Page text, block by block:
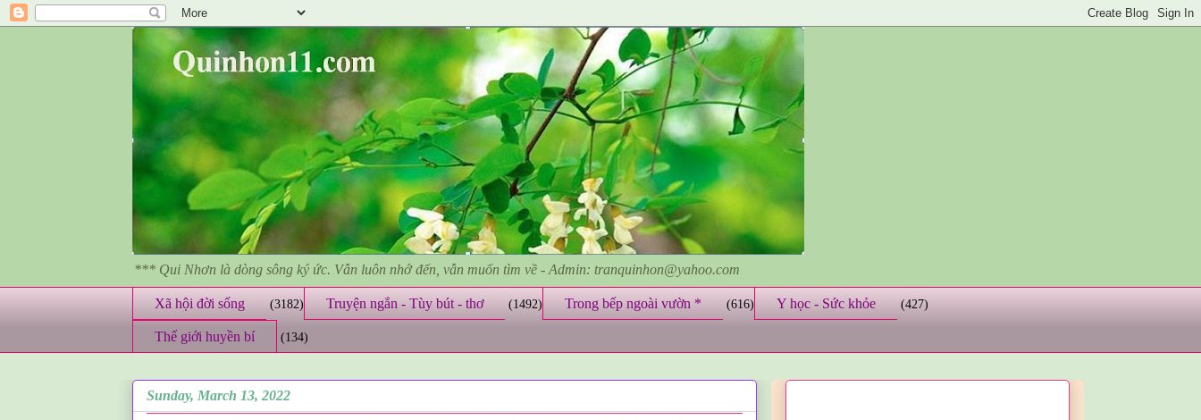
*** Qui Nhơn là dòng sông ký ức. Vẫn luôn nhớ đến, vẫn muốn tìm về - Admin: tranquinhon@yahoo.com
Xã hội đời sống (3182) Truyện ngắn - Tùy bút - thơ (1492) Trong bếp ngoài vườn * (616) Y học - Sức khỏe (427)
Thế giới huyền bí (134)
Sunday, March 13, 2022